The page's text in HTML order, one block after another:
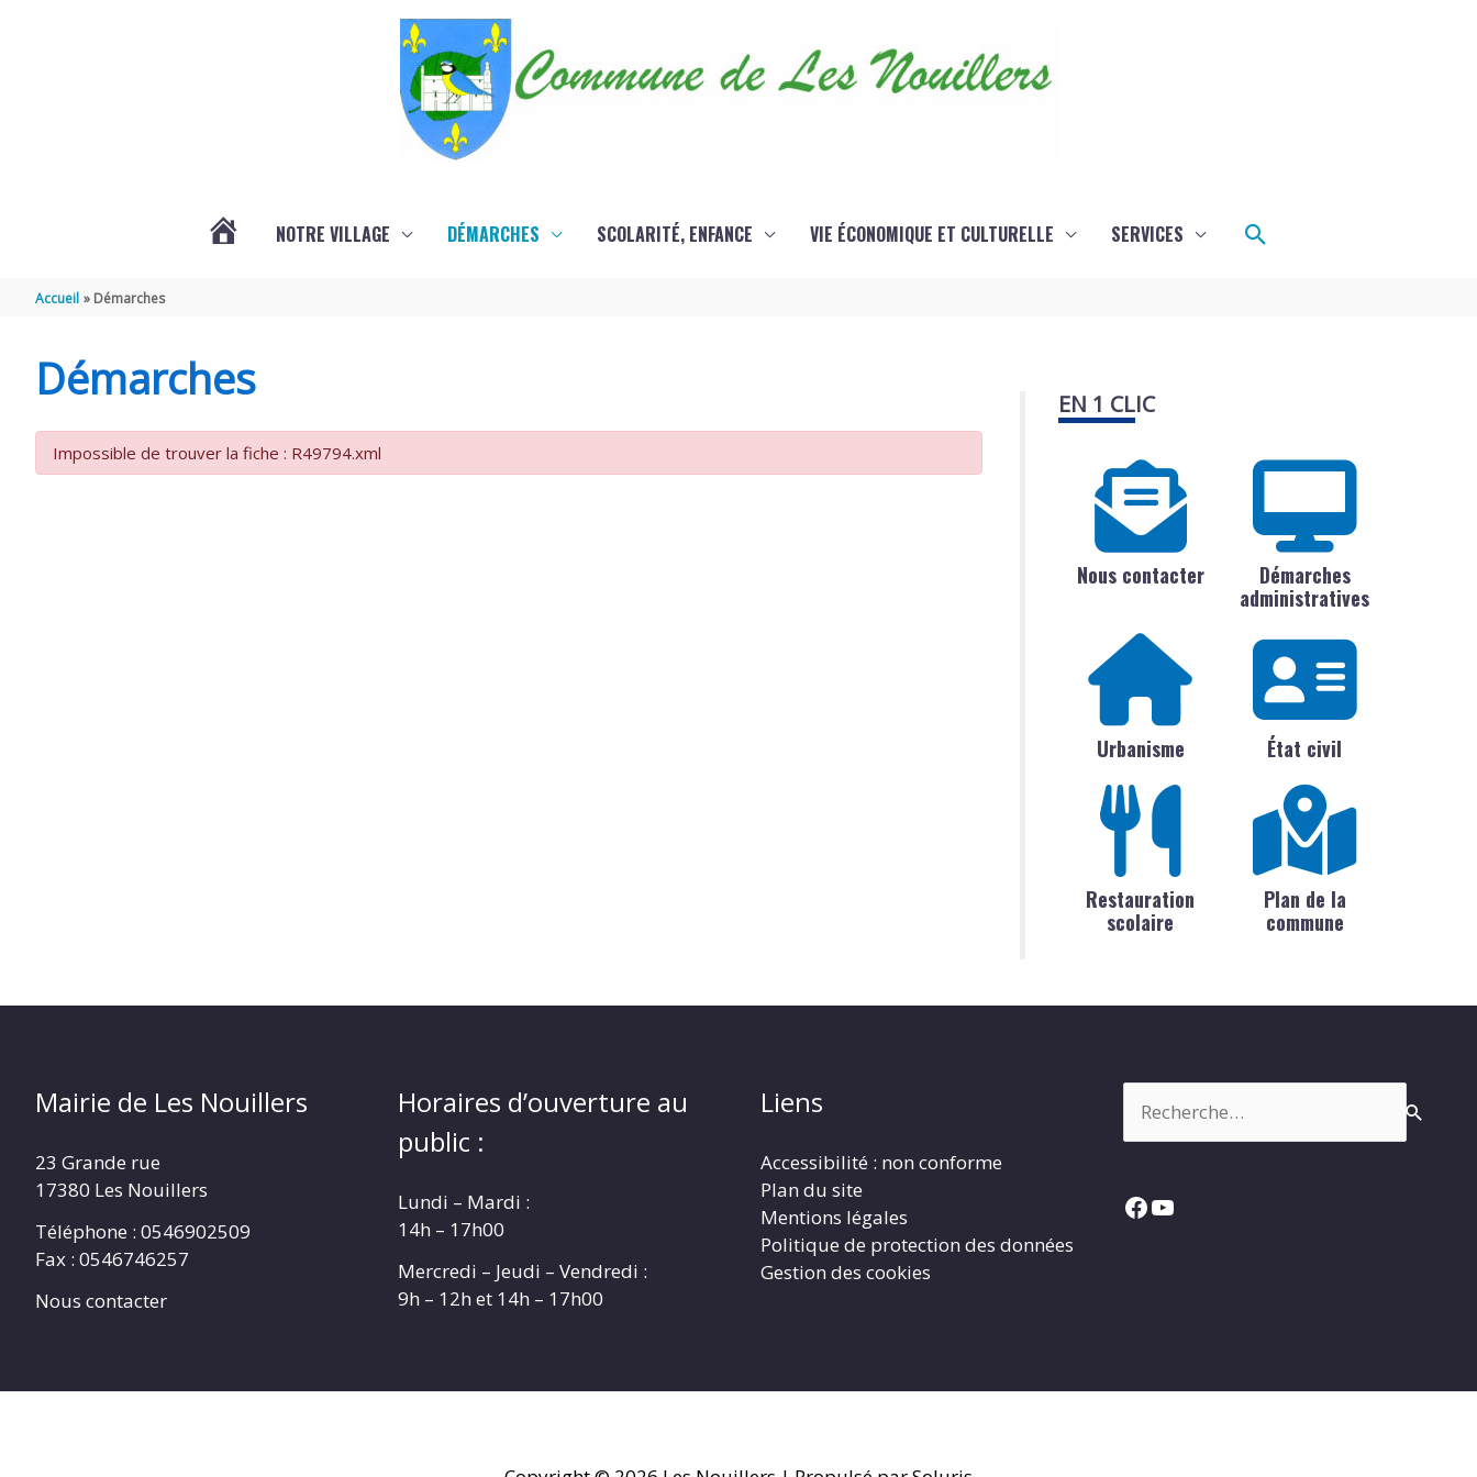
NOTRE VILLAGE DÉMARCHES SCOLARITÉ, ENFANCE VIE ÉCONOMIQUE ET CULTURELLE SERVICES Rechercher
Accueil Démarches
Démarches
Impossible de trouver la fiche : R49794.xml
EN 1 CLIC
Nous contacter
Démarches
administratives
Urbanisme État civil
Restauration
scolaire
Plan de la
commune
Mairie de Les Nouillers
23 Grande rue
17380 Les Nouillers
Téléphone : 0546902509
Fax : 0546746257
Nous contacter
Horaires d’ouverture au
public :
Lundi – Mardi :
14h – 17h00
Mercredi – Jeudi – Vendredi :
9h – 12h et 14h – 17h00
Liens
Accessibilité : non conforme
Plan du site
Mentions légales
Politique de protection des données
Gestion des cookies
Facebook
YouTube